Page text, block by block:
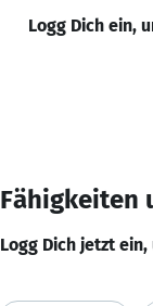
Logg Dich ein,
Fähigkeiten
Logg Dich jetzt